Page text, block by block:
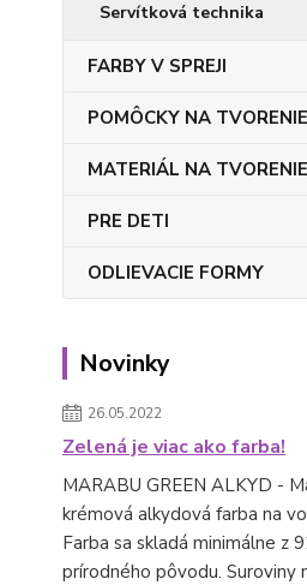
Servítková technika
FARBY V SPREJI
POMÔCKY NA TVORENIE
MATERIÁL NA TVORENIE
PRE DETI
ODLIEVACIE FORMY
Novinky
26.05.2022
Zelená je viac ako farba!
MARABU GREEN ALKYD -
krémová alkydová farba na
Farba sa skladá minimálne z
prírodného pôvodu. Suroviny